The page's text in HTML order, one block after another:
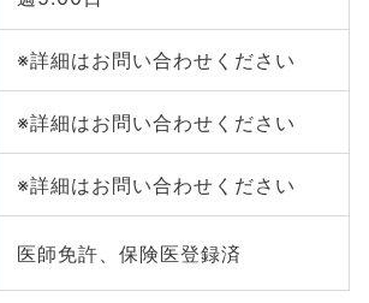
※詳細はお問い合わせください
※詳細はお問い合わせください
※詳細はお問い合わせください
医師免許、保険医登録済